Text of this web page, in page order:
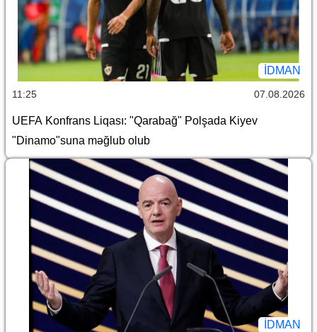
İDMAN
11:25 07.08.2026
UEFA Konfrans Liqası: "Qarabağ" Polşada Kiyev
"Dinamo"suna məğlub olub
İDMAN